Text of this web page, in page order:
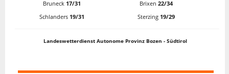
Der Nachmittag auf Rai Südtirol
Nachrichten
17:05
Bruneck 17/31 Brixen 22/34
Schlanders 19/31 Sterzing 19/29
Landeswetterdienst Autonome Provinz Bozen - Südtirol